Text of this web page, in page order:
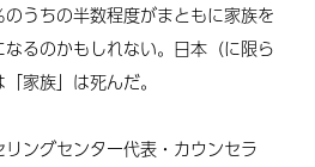
うちの半数程度がまともに家族を
るのかもしれない。日本（に限ら
家族」は死んだ。
ングセンター代表・カウンセラ